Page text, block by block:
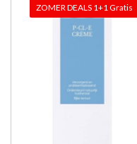
ZOMER DEALS 1+1 Gratis